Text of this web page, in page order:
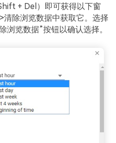
+ Del）即可获得以下窗
清除浏览数据中获取它。选择
浏览数据”按钮以确认选择。